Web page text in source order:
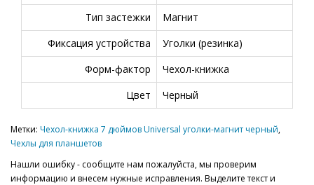
Тип застежки
Магнит
Фиксация устройства
Уголки (резинка)
Форм-фактор
Чехол-книжка
Цвет
Черный
Метки: Чехол-книжка 7 дюймов Universal уголки-магнит черный,
Чехлы для планшетов
Нашли ошибку - сообщите нам пожалуйста, мы проверим
информацию и внесем нужные исправления. Выделите текст и